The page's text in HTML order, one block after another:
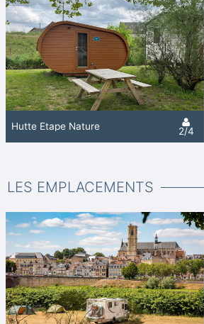
Hutte Étape Nature 2/4
LES EMPLACEMENTS